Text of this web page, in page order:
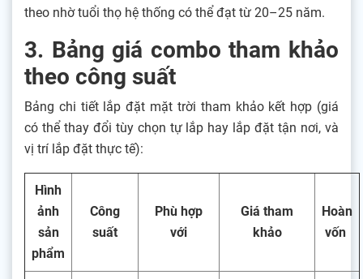
theo nhờ tuổi thọ hệ thống có thể đạt từ 20–25 năm.
3. Bảng giá combo tham khảo
theo công suất
Bảng chi tiết lắp đặt mặt trời tham khảo kết hợp (giá
có thể thay đổi tùy chọn tự lắp hay lắp đặt tận nơi, và
vị trí lắp đặt thực tế):
Hình
ảnh
sản
phẩm
Công
suất
Phù hợp
với
Giá tham
khảo
Hoàn
vốn